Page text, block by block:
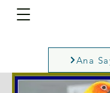
Ana